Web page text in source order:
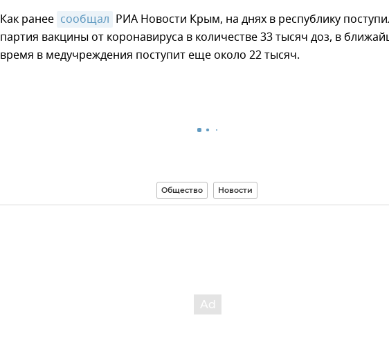
Как ранее сообщал РИА Новости Крым, на днях в республику
партия вакцины от коронавируса в количестве 33 тысяч доз, в
время в медучреждения поступит еще около 22 тысяч.
Общество Новости